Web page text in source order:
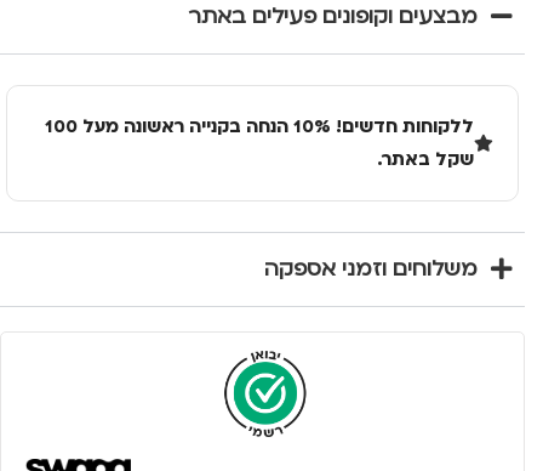
מבצעים וקופונים פעילים באתר
ללקוחות חדשים! 10% הנחה בקנייה ראשונה מעל 100
שקל באתר.
משלוחים וזמני אספקה